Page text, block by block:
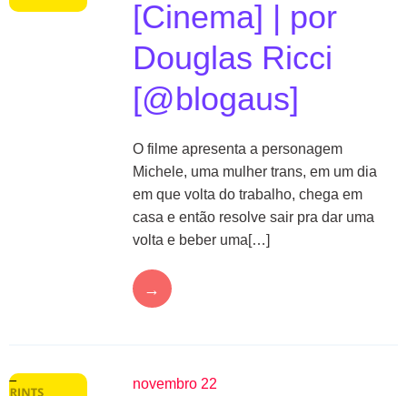
[Cinema] | por
Douglas Ricci
[@blogaus]
O filme apresenta a personagem
Michele, uma mulher trans, em um dia
em que volta do trabalho, chega em
casa e então resolve sair pra dar uma
volta e beber uma[…]
→
novembro 22